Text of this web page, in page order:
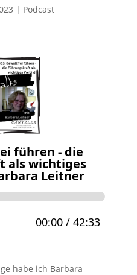
| Podcast
habe ich Barbara